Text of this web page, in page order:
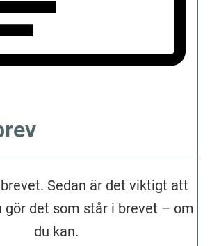
Sedan är det viktigt att
gör det som står i brevet – om
du kan.